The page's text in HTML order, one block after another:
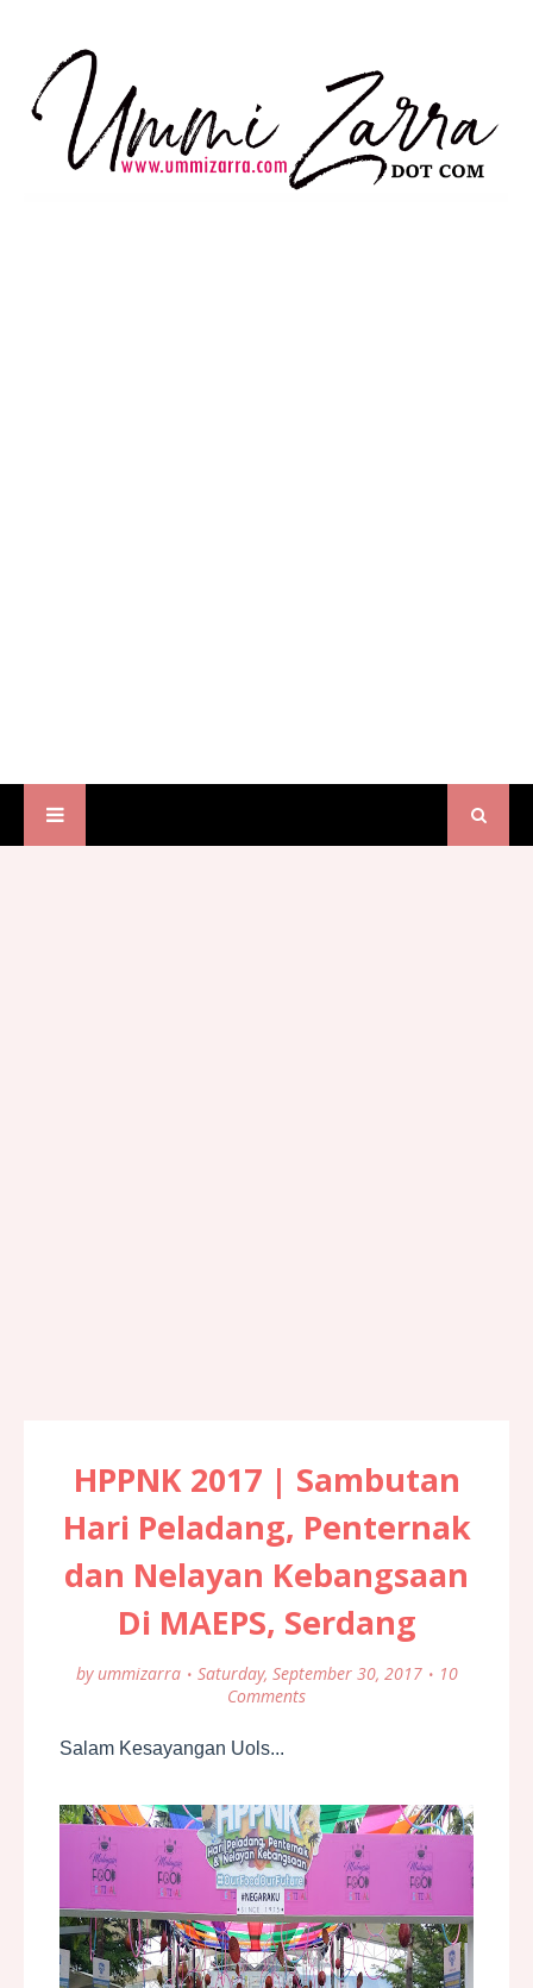
HPPNK 2017 | Sambutan
Hari Peladang, Penternak
dan Nelayan Kebangsaan
Di MAEPS, Serdang
by ummizarra Saturday, September 30, 2017
10
Comments
Salam Kesayangan Uols...